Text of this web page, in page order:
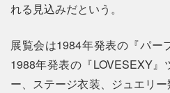
れる見込みだという。
展覧会は1984年発表の『パー
1988年発表の『LOVESEXY
ー、ステージ衣装、ジュエリ